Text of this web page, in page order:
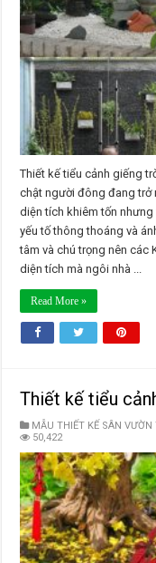
Thiết kế tiểu cảnh giếng
chật người đông đang trở
diện tích khiêm tốn
yếu tố thông thoáng và
tâm và chú trọng nên các
diện tích mà ngôi nhà ...
Read More »
Thiết kế tiểu
MẪU THIẾT KẾ SÂN VƯỜN
50,422